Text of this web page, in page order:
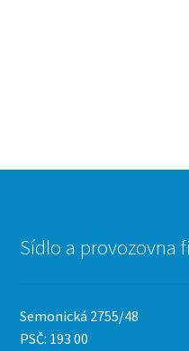
Sídlo a provozovna
Semonická 2755/48
PSČ: 193 00